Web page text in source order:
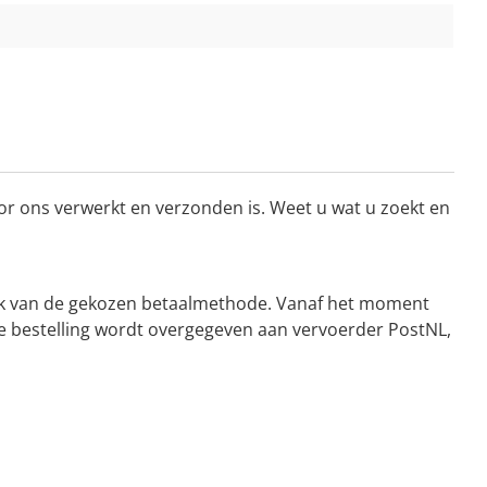
ons verwerkt en verzonden is. Weet u wat u zoekt en
de gekozen betaalmethode. Vanaf het moment
wordt overgegeven aan vervoerder PostNL,